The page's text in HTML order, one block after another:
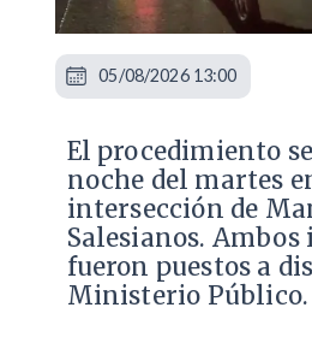
​El procedimiento
noche del martes
intersección de
Salesianos.
fueron puestos a
Ministerio Público.
05/08/2026 13:00